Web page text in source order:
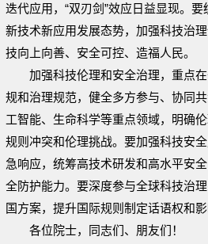
迭代应用，“双刃剑”效应日益显现。
新技术新应用发展态势，加强科技治
技向上向善、安全可控、造福人民。
加强科技伦理和安全治理，重点
规和治理规范，健全多方参与、协同
工智能、生命科学等重点领域，明确
规则冲突和伦理挑战。要加强科技安
急响应，统筹高技术研发和高水平安
全防护能力。要深度参与全球科技治
国方案，提升国际规则制定话语权和影
各位院士，同志们、朋友们！